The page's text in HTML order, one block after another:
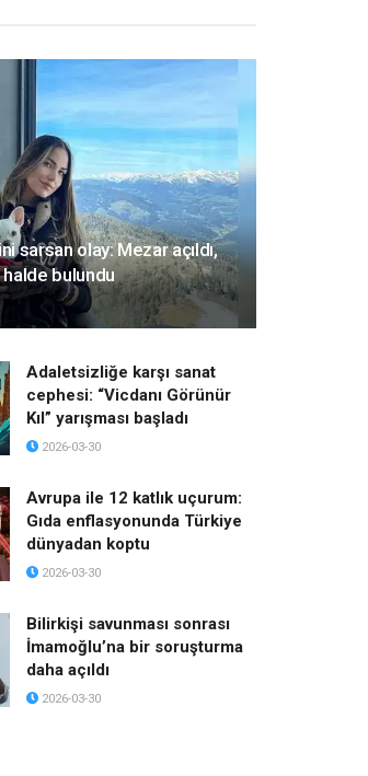
sarsan olay: Mezar açıldı,
bulundu
Adaletsizliğe karşı sanat
cephesi: “Vicdanı Görünür
Kıl” yarışması başladı
2026-03-30
Avrupa ile 12 katlık uçurum:
Gıda enflasyonunda Türkiye
dünyadan koptu
2026-03-30
Bilirkişi savunması sonrası
İmamoğlu’na bir soruşturma
daha açıldı
2026-03-30